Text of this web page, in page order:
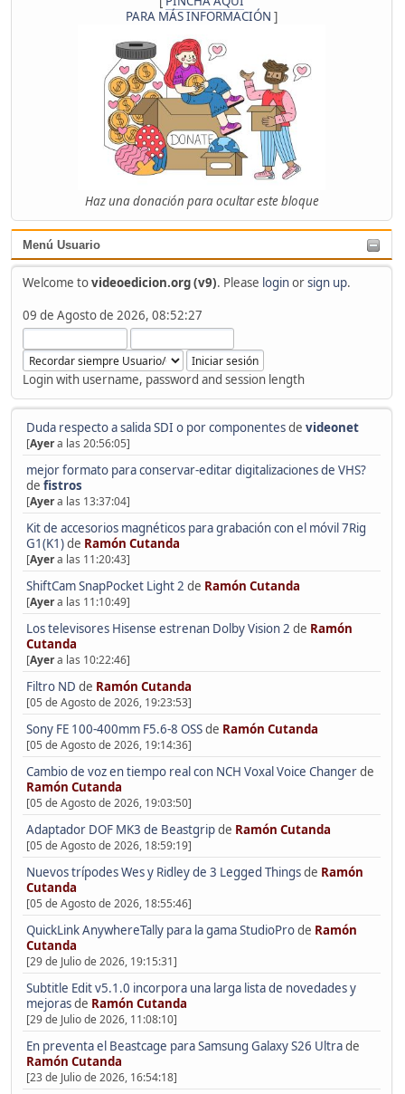
PARA MÁS INFORMACIÓN ]
Haz una donación para ocultar este bloque
Menú Usuario
Welcome tovideoedicion.org (v9). Please loginorsign up.
09 de Agosto de 2026, 08:52:27
Login with username, password and session length
Duda respecto a salida SDI o por componentesde videonet
[Ayera las 20:56:05]
mejor formato para conservar-editar digitalizaciones de VHS?
de fistros
[Ayera las 13:37:04]
Kit de accesorios magnéticos para grabación con el móvil 7Rig
G1(K1)de Ramón Cutanda
[Ayera las 11:20:43]
ShiftCam SnapPocket Light 2 de Ramón Cutanda
[Ayera las 11:10:49]
Los televisores Hisense estrenan Dolby Vision 2 de Ramón
Cutanda
[Ayera las 10:22:46]
Filtro ND de Ramón Cutanda
[05 de Agosto de 2026, 19:23:53]
Sony FE 100-400mm F5.6-8 OSSde Ramón Cutanda
[05 de Agosto de 2026, 19:14:36]
Cambio de voz en tiempo real con NCH Voxal Voice Changerde
Ramón Cutanda
[05 de Agosto de 2026, 19:03:50]
Adaptador DOF MK3 de Beastgripde Ramón Cutanda
[05 de Agosto de 2026, 18:59:19]
Nuevos trípodes Wes y Ridley de 3 Legged Thingsde Ramón
Cutanda
[05 de Agosto de 2026, 18:55:46]
QuickLink AnywhereTally para la gama StudioProde Ramón
Cutanda
[29 de Julio de 2026, 19:15:31]
Subtitle Edit v5.1.0 incorpora una larga lista de novedades y
mejorasde Ramón Cutanda
[29 de Julio de 2026, 11:08:10]
En preventa el Beastcage para Samsung Galaxy S26 Ultrade
Ramón Cutanda
[23 de Julio de 2026, 16:54:18]